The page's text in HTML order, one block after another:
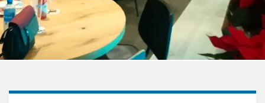
Over FC Lisse
Organisatie
Informatie voor de Pers
Onze historie
Fysiotherapie voor leden